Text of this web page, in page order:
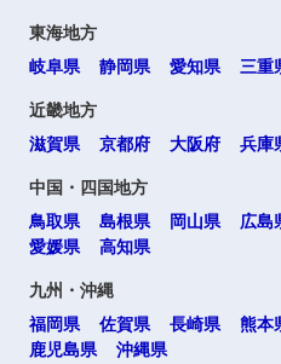
大分県
鹿児島県
海外
東海地方
岐阜県
静岡県 愛知県 三重
近畿地方
滋賀県
京都府 大阪府 兵庫
中国・四国地方
鳥取県
島根県 岡山県 広島
愛媛県
高知県
九州・沖縄
福岡県
佐賀県 長崎県 熊本
鹿児島県
沖縄県